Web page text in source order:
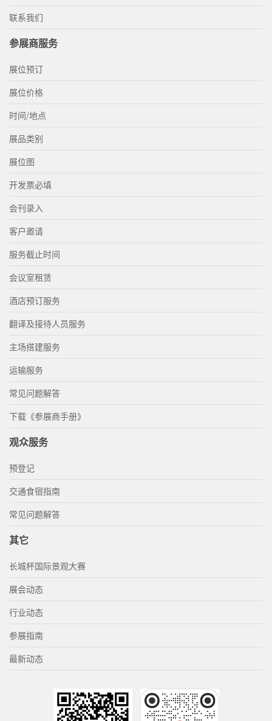
联系我们
参展商服务
展位预订
展位价格
时间/地点
展品类别
展位图
开发票必填
会刊录入
客户邀请
服务截止时间
会议室租赁
酒店预订服务
翻译及接待人员服务
主场搭建服务
运输服务
常见问题解答
下载《参展商手册》
观众服务
预登记
交通食宿指南
常见问题解答
其它
长城杯国际景观大赛
展会动态
行业动态
参展指南
最新动态